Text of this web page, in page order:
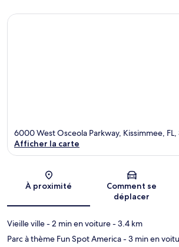
Carte
6000 West Osceola Parkway, Kissimmee, FL,
Afficher la carte
À proximité
Comment se
déplacer
Vieille ville- 2 min en voiture- 3.4 km
Parc à thème Fun Spot America- 3 min en